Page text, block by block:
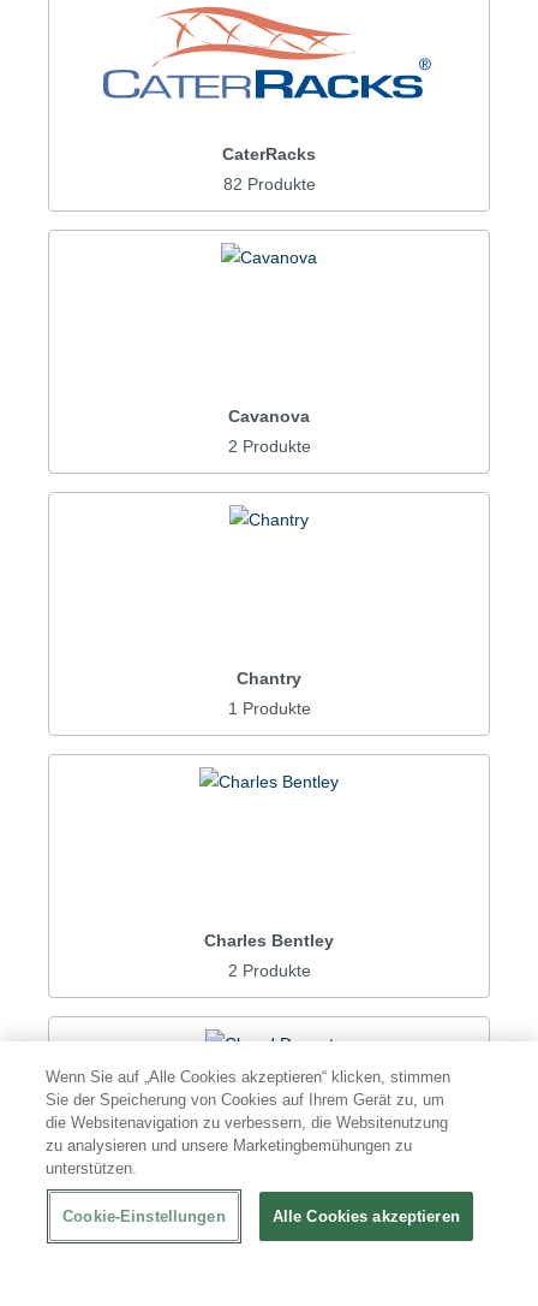
CaterRacks
82 Produkte
Cavanova
2 Produkte
Chantry
1 Produkte
Charles Bentley
2 Produkte
Wenn Sie auf „Alle Cookies akzeptieren“ klicken, stimmen
Sie der Speicherung von Cookies auf Ihrem Gerät zu, um
die Websitenavigation zu verbessern, die Websitenutzung
zu analysieren und unsere Marketingbemühungen zu
unterstützen.
Cookie-Einstellungen Alle Cookies akzeptieren